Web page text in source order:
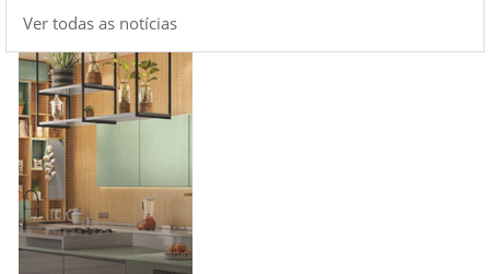
Ver todas as notícias